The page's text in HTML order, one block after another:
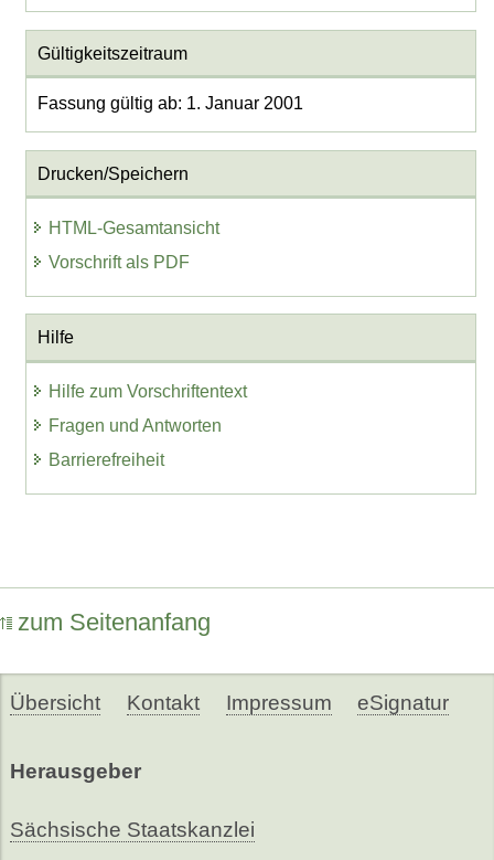
Gültigkeitszeitraum
Fassung gültig ab: 1. Januar 2001
Drucken/Speichern
HTML-Gesamtansicht
Vorschrift als PDF
Hilfe
Hilfe zum Vorschriftentext
Fragen und Antworten
Barrierefreiheit
zum Seitenanfang
Übersicht Kontakt Impressum eSignatur
Herausgeber
Sächsische Staatskanzlei